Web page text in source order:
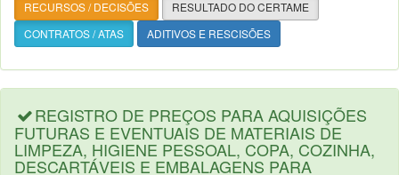
RECURSOS / DECISÕES
RESULTADO DO CERTAME
CONTRATOS / ATAS
ADITIVOS E RESCISÕES
REGISTRO DE PREÇOS PARA AQUISIÇÕES
FUTURAS E EVENTUAIS DE MATERIAIS DE
LIMPEZA, HIGIENE PESSOAL, COPA, COZINHA,
DESCARTÁVEIS E EMBALAGENS PARA